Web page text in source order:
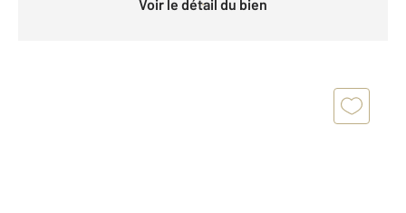
Voir le détail du bien